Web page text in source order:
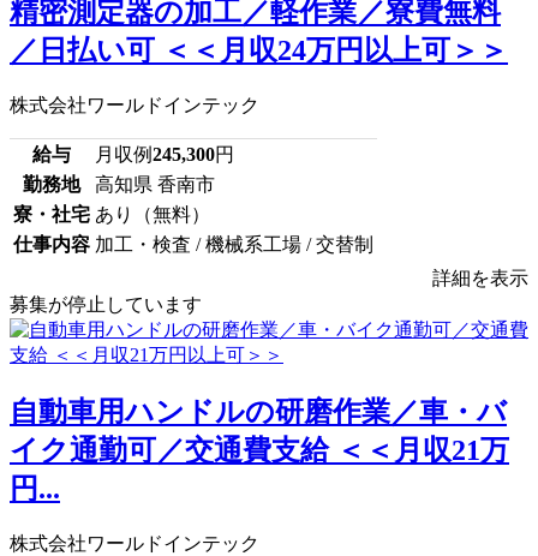
精密測定器の加工／軽作業／寮費無料
／日払い可 ＜＜月収24万円以上可＞＞
株式会社ワールドインテック
給与 月収例245,300円
勤務地
高知県 香南市
寮・社宅 あり（無料）
仕事内容 加工・検査 / 機械系工場 / 交替制
詳細を表示
募集が停止しています
自動車用ハンドルの研磨作業／車・バ
イク通勤可／交通費支給 ＜＜月収21万
円...
株式会社ワールドインテック